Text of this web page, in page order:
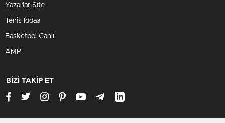
Yazarlar Site
Tenis İddaa
Basketbol Canlı
AMP
BİZİ TAKİP ET